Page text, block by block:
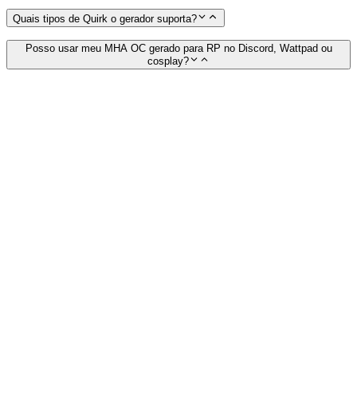
Quais tipos de Quirk o gerador suporta?
Posso usar meu MHA OC gerado para RP no Discord, Wattpad ou
cosplay?